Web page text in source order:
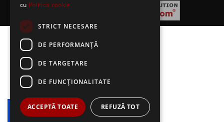
cu Politica cookie
STRICT NECESARE
DE PERFORMANȚĂ
DE TARGETARE
DE FUNCŢIONALITATE
ACCEPTĂ TOATE REFUZĂ TOT